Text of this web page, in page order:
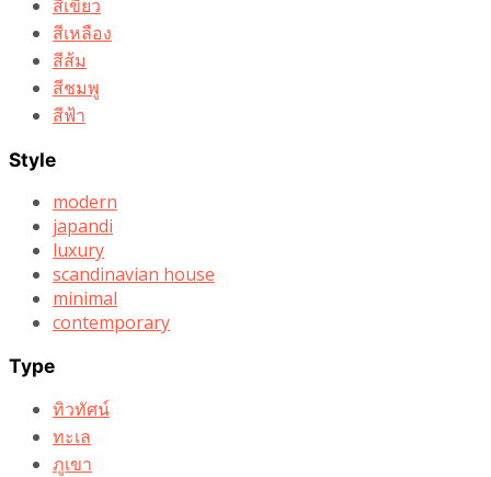
สีเขียว
สีเหลือง
สีส้ม
สีชมพู
สีฟ้า
Style
modern
japandi
luxury
scandinavian house
minimal
contemporary
Type
ทิวทัศน์
ทะเล
ภูเขา